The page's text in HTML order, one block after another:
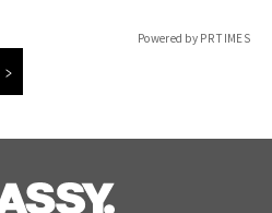
Powered by PR TIMES